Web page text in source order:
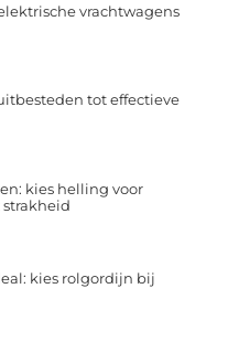
vrachtwagens
tot effectieve
kies helling voor
strakheid
kies rolgordijn bij